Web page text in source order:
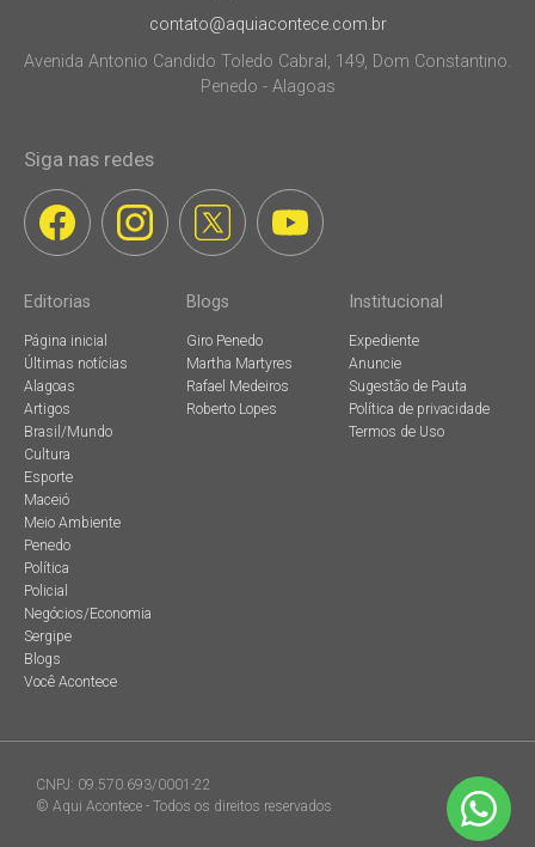
contato@aquiacontece.com.br
Avenida Antonio Candido Toledo Cabral, 149, Dom Constantino.
Penedo - Alagoas
Siga nas redes
Editorias
Página inicial
Últimas notícias
Alagoas
Artigos
Brasil/Mundo
Cultura
Esporte
Maceió
Meio Ambiente
Penedo
Política
Policial
Negócios/Economia
Sergipe
Blogs
Você Acontece
Blogs
Giro Penedo
Martha Martyres
Rafael Medeiros
Roberto Lopes
Institucional
Expediente
Anuncie
Sugestão de Pauta
Política de privacidade
Termos de Uso
CNPJ: 09.570.693/0001-22
© Aqui Acontece - Todos os direitos reservados